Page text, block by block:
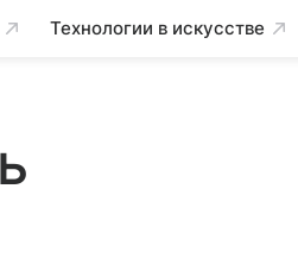
Технологии в искусстве